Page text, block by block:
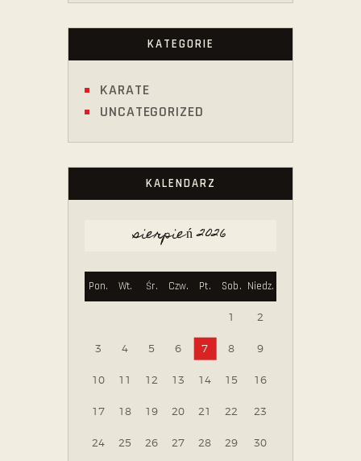
KATEGORIE
KARATE
UNCATEGORIZED
KALENDARZ
sierpień 2026
Pon. Wt. Śr. Czw. Pt. Sob. Niedz.
1 2
3 4 5 6 7 8 9
10 11 12 13 14 15 16
17 18 19 20 21 22 23
24 25 26 27 28 29 30